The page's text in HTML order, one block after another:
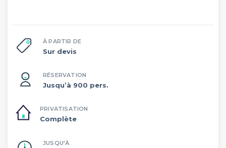
À PARTIR DE
Sur devis
RÉSERVATION
Jusqu’à 900 pers.
PRIVATISATION
Complète
JUSQU'À